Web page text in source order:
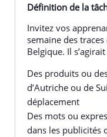
Définition de la
Invitez vos
semaine des
Belgique. Il
Des produits ou
d’Autriche ou de
déplacement
Des mots ou
dans les publicités